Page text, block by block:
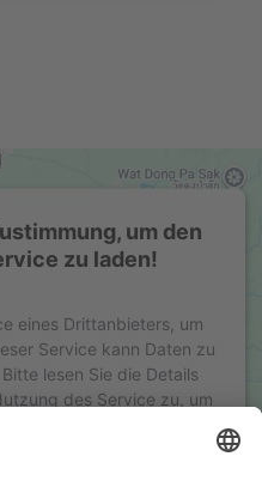
um den
zu laden!
eines Drittanbieters, um
Service kann Daten zu
lesen Sie die Details
des Service zu, um